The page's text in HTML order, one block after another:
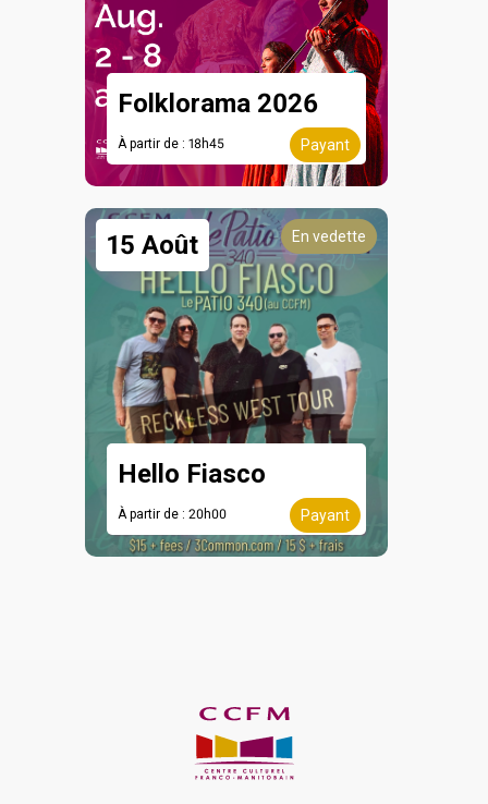
Folklorama 2026
À partir de : 18h45 Payant
15 Août En vedette
Hello Fiasco
À partir de : 20h00 Payant